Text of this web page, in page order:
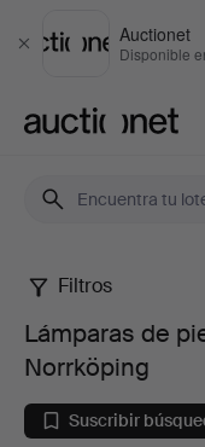
Cerrar
Auctionet
Disponible
Lámparas
de
pie
Filtros
Lámparas de
Norrköping
Suscribir